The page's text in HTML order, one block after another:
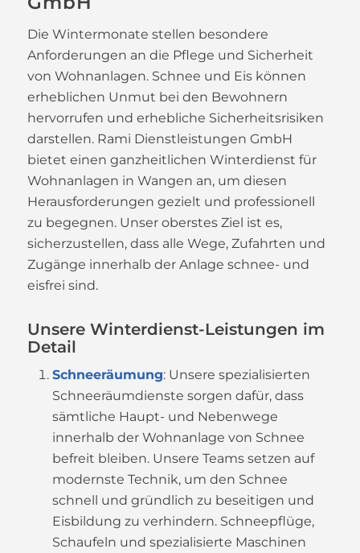
Die Wintermonate stellen besondere
Anforderungen an die Pflege und Sicherheit
von Wohnanlagen. Schnee und Eis können
erheblichen Unmut bei den Bewohnern
hervorrufen und erhebliche Sicherheitsrisiken
darstellen. Rami Dienstleistungen GmbH
bietet einen ganzheitlichen Winterdienst für
Wohnanlagen in Wangen an, um diesen
Herausforderungen gezielt und professionell
zu begegnen. Unser oberstes Ziel ist es,
sicherzustellen, dass alle Wege, Zufahrten und
Zugänge innerhalb der Anlage schnee- und
eisfrei sind.
Unsere Winterdienst-Leistungen im
Detail
Schneeräumung: Unsere spezialisierten
Schneeräumdienste sorgen dafür, dass
sämtliche Haupt- und Nebenwege
innerhalb der Wohnanlage von Schnee
befreit bleiben. Unsere Teams setzen auf
modernste Technik, um den Schnee
schnell und gründlich zu beseitigen und
Eisbildung zu verhindern. Schneepflüge,
Schaufeln und spezialisierte Maschinen